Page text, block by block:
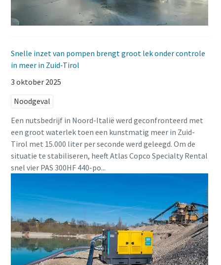
Snelle inzet van pompen brengt groot lek onder controle
in meer in Zuid-Tirol
3 oktober 2025
Noodgeval
Een nutsbedrijf in Noord-Italië werd geconfronteerd met
een groot waterlek toen een kunstmatig meer in Zuid-
Tirol met 15.000 liter per seconde werd geleegd. Om de
situatie te stabiliseren, heeft Atlas Copco Specialty Rental
snel vier PAS 300HF 440-po...